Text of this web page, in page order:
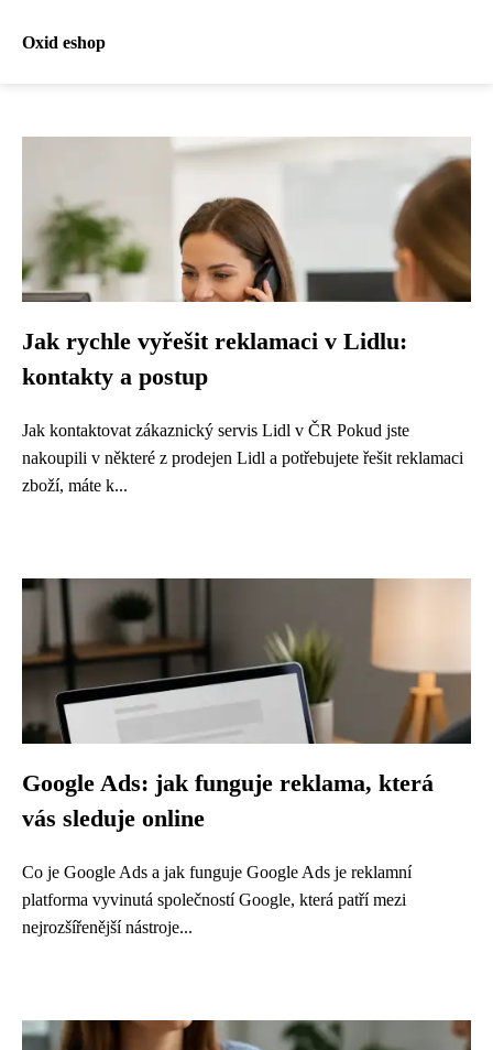
Oxid eshop
Jak rychle vyřešit reklamaci v Lidlu:
kontakty a postup
Jak kontaktovat zákaznický servis Lidl v ČR Pokud jste
nakoupili v některé z prodejen Lidl a potřebujete řešit reklamaci
zboží, máte k...
Google Ads: jak funguje reklama, která
vás sleduje online
Co je Google Ads a jak funguje Google Ads je reklamní
platforma vyvinutá společností Google, která patří mezi
nejrozšířenější nástroje...